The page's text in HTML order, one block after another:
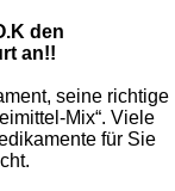
den
an!!
seine richtige
Mix“. Viele
für Sie